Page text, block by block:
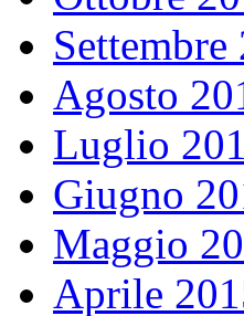
Settembre
Agosto
Luglio
Giugno
Maggio
Aprile